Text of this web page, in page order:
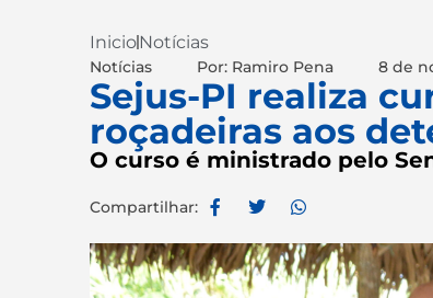
InicioNotícias
Notícias Por: Ramiro Pena 8 de
Sejus-PI realiza
roçadeiras aos
O curso é ministrado pelo
Compartilhar: